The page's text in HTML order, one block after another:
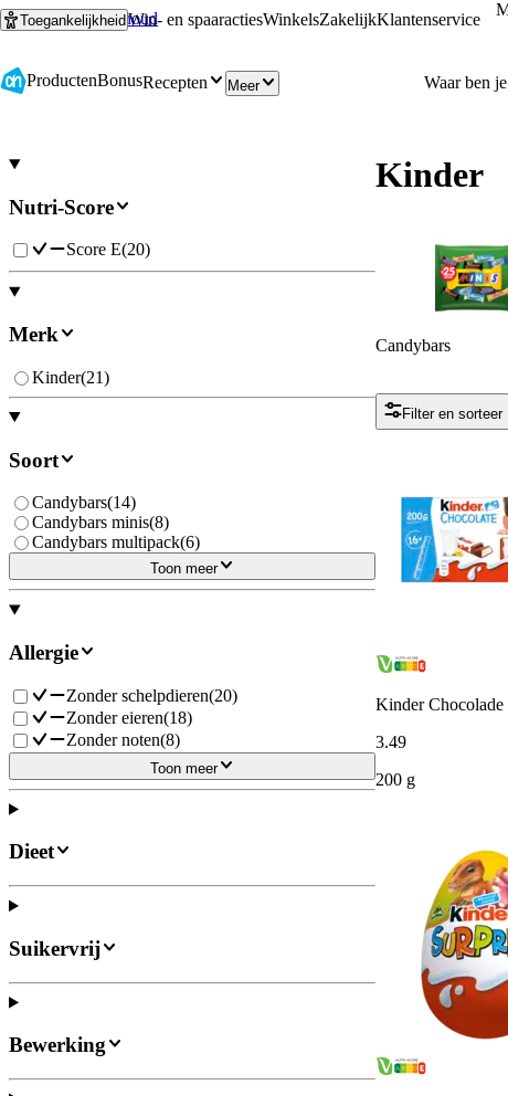
Ga naar hoofdinhoud
Ga naar zoeken
ToegankelijkheidWin- en spaaractiesWinkelsZakelijkKlantenservice
ProductenBonusRecepten Meer
Nutri-Score
Score E(20)
Merk
Kinder(21)
Soort
Candybars(14)
Candybars minis(8)
Candybars multipack(6)
Toon meer
Allergie
Zonder schelpdieren(20)
Zonder eieren(18)
Zonder noten(8)
Toon meer
Dieet
Suikervrij
Bewerking
Kinder
Candybars
Filter en sorteer
Kinder Chocolade
3.49
200 g